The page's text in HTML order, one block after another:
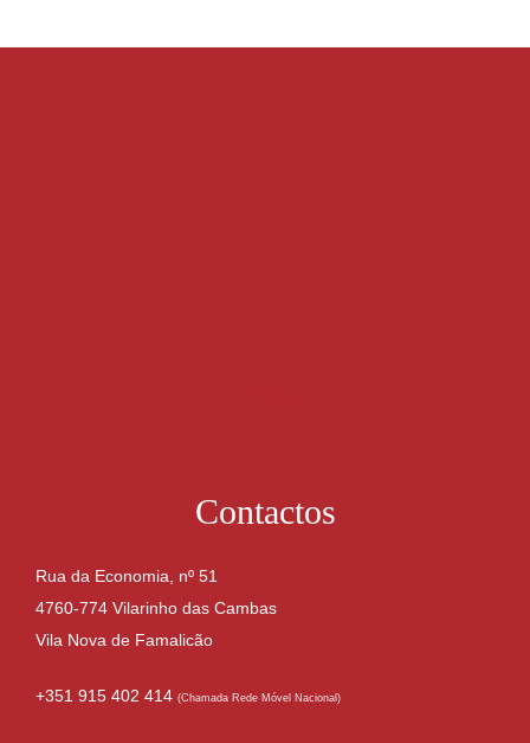
Contactos
Rua da Economia, nº 51
4760-774 Vilarinho das Cambas
Vila Nova de Famalicão
+351 915 402 414 (Chamada Rede Móvel Nacional)